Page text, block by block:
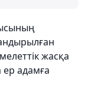
жасқа
адамға